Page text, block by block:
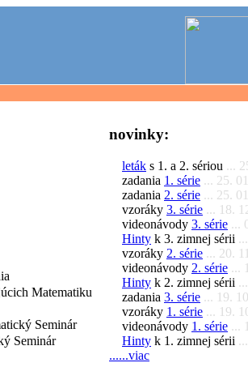
Matematiku
Seminár
Seminár
novinky:
leták s 1. a 2. sériou ...
zadania 1. série ... 25.
zadania 2. série ... 25.
vzoráky 3. série ... 18.
videonávody 3. série ...
Hinty k 3. zimnej sérii
vzoráky 2. série ... 20.
videonávody 2. série ...
Hinty k 2. zimnej sérii
zadania 3. série ... 19.
vzoráky 1. série ... 19.
videonávody 1. série ...
Hinty k 1. zimnej sérii
......viac